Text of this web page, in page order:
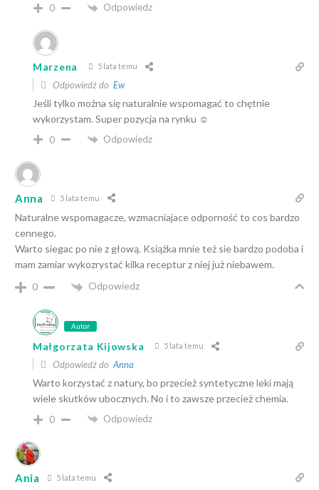
0 Odpowiedz
Marzena 5 lata temu
Odpowiedź do Ew
Jeśli tylko można się naturalnie wspomagać to chętnie
wykorzystam. Super pozycja na rynku ☺️
0 Odpowiedz
Anna 5 lata temu
Naturalne wspomagacze, wzmacniajace odporność to cos bardzo
cennego.
Warto siegac po nie z głową. Książka mnie też sie bardzo podoba i
mam zamiar wykozrystać kilka receptur z niej już niebawem.
0
Odpowiedz
Autor
Małgorzata Kijowska 5 lata temu
Odpowiedź do Anna
Warto korzystać z natury, bo przecież syntetyczne leki mają
wiele skutków ubocznych. No i to zawsze przecież chemia.
0 Odpowiedz
Ania 5 lata temu